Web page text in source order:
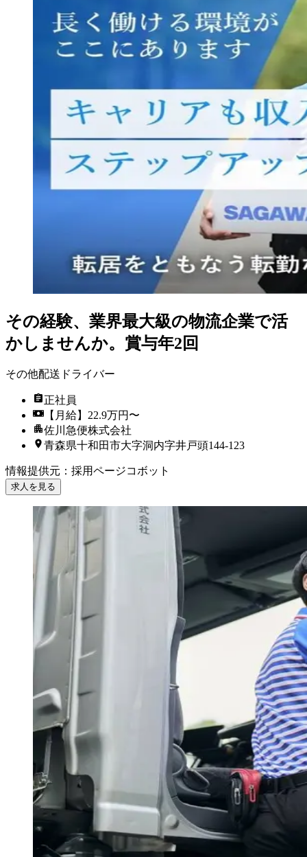
その経験、業界最大級の物流企業で活
かしませんか。賞与年2回
その他配送ドライバー
正社員
【月給】22.9万円〜
佐川急便株式会社
青森県十和田市大字洞内字井戸頭144-123
情報提供元 ： 採用ページコボット
求人を見る